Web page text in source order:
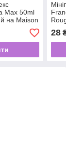
Max 50ml
на Maison
Baccarat
28